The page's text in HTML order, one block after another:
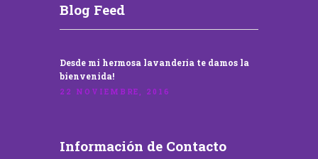
Blog Feed
Desde mi hermosa lavandería te damos la
bienvenida!
22 NOVIEMBRE, 2016
Información de Contacto